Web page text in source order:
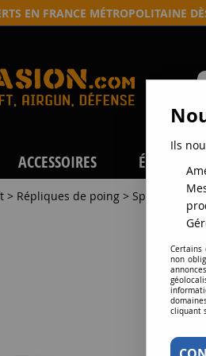
EN FRANCE MÉTROPOLITAINE
ACCESSOIRES
> Répliques de poing > Spring
Ils
Certains
non
cliquant